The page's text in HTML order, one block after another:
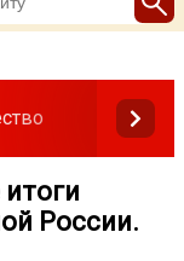
Власть
России.